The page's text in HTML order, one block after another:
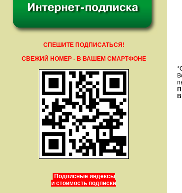
СПЕШИТЕ ПОДПИСАТЬСЯ!
СВЕЖИЙ НОМЕР - В ВАШЕМ СМАРТФОНЕ
Подписные индексы
и стоимость подписки